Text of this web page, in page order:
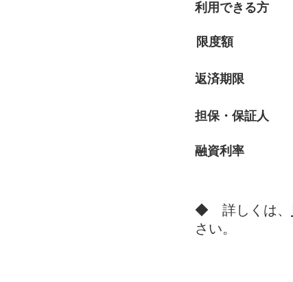
利用できる方
限度額
​返済期限
担保・保証人
融資利率
​◆ 詳しくは、
さい。